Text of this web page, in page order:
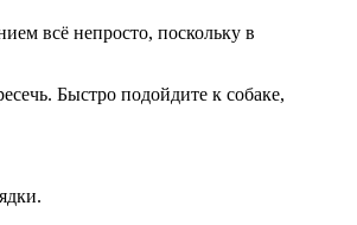
всё непросто, поскольку в
Быстро подойдите к собаке,